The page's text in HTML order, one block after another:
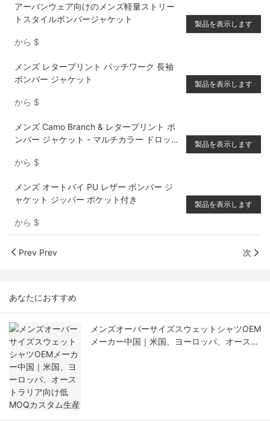
アーバンウェア向けのメンズ軽量ストリー
トスタイルボンバージャケット
から $
製品を表示します
メンズ レタープリント パッチワーク 長袖
ボンバー ジャケット
から $
製品を表示します
メンズ Camo Branch & レタープリント ボ
ンバー ジャケット - マルチカラー ドロップ
から $
製品を表示します
メンズ オートバイ PU レザー ボンバー ジ
ャケット ジッパー ポケット付き
から $
製品を表示します
Prev Prev 次
あなたにおすすめ
メンズオーバーサイズスウェットシャツOEM
メーカー中国｜米国、ヨーロッパ、オースト